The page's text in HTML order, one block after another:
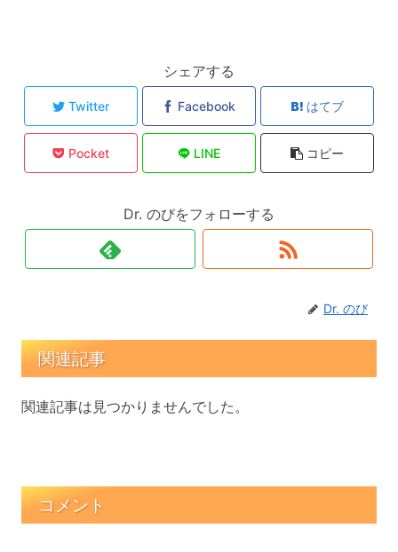
シェアする
Twitter Facebook はてブ
Pocket LINE コピー
Dr. のびをフォローする
Dr. のび
関連記事
関連記事は見つかりませんでした。
コメント